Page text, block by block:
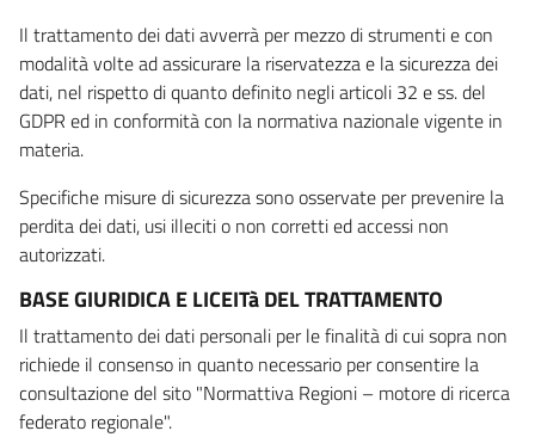
Il trattamento dei dati avverrà per mezzo di strumenti e con
modalità volte ad assicurare la riservatezza e la sicurezza dei
dati, nel rispetto di quanto definito negli articoli 32 e ss. del
GDPR ed in conformità con la normativa nazionale vigente in
materia.
Specifiche misure di sicurezza sono osservate per prevenire la
perdita dei dati, usi illeciti o non corretti ed accessi non
autorizzati.
BASE GIURIDICA E LICEITà DEL TRATTAMENTO
Il trattamento dei dati personali per le finalità di cui sopra non
richiede il consenso in quanto necessario per consentire la
consultazione del sito "Normattiva Regioni – motore di ricerca
federato regionale".